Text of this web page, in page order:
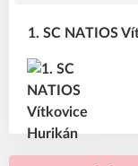
1. SC NATIOS